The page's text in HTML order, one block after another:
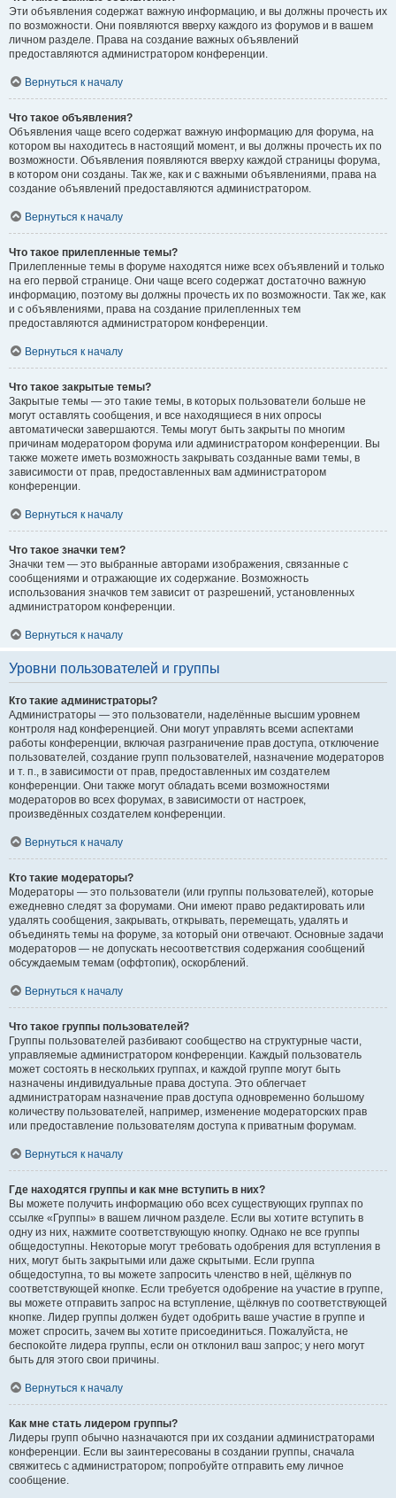
Эти объявления содержат важную информацию, и вы должны прочесть их
по возможности. Они появляются вверху каждого из форумов и в вашем
личном разделе. Права на создание важных объявлений
предоставляются администратором конференции.
Вернуться к началу
Что такое объявления?
Объявления чаще всего содержат важную информацию для форума, на
котором вы находитесь в настоящий момент, и вы должны прочесть их по
возможности. Объявления появляются вверху каждой страницы форума,
в котором они созданы. Так же, как и с важными объявлениями, права на
создание объявлений предоставляются администратором.
Вернуться к началу
Что такое прилепленные темы?
Прилепленные темы в форуме находятся ниже всех объявлений и только
на его первой странице. Они чаще всего содержат достаточно важную
информацию, поэтому вы должны прочесть их по возможности. Так же, как
и с объявлениями, права на создание прилепленных тем
предоставляются администратором конференции.
Вернуться к началу
Что такое закрытые темы?
Закрытые темы — это такие темы, в которых пользователи больше не
могут оставлять сообщения, и все находящиеся в них опросы
автоматически завершаются. Темы могут быть закрыты по многим
причинам модератором форума или администратором конференции. Вы
также можете иметь возможность закрывать созданные вами темы, в
зависимости от прав, предоставленных вам администратором
конференции.
Вернуться к началу
Что такое значки тем?
Значки тем — это выбранные авторами изображения, связанные с
сообщениями и отражающие их содержание. Возможность
использования значков тем зависит от разрешений, установленных
администратором конференции.
Вернуться к началу
Уровни пользователей и группы
Кто такие администраторы?
Администраторы — это пользователи, наделённые высшим уровнем
контроля над конференцией. Они могут управлять всеми аспектами
работы конференции, включая разграничение прав доступа, отключение
пользователей, создание групп пользователей, назначение модераторов
и т. п., в зависимости от прав, предоставленных им создателем
конференции. Они также могут обладать всеми возможностями
модераторов во всех форумах, в зависимости от настроек,
произведённых создателем конференции.
Вернуться к началу
Кто такие модераторы?
Модераторы — это пользователи (или группы пользователей), которые
ежедневно следят за форумами. Они имеют право редактировать или
удалять сообщения, закрывать, открывать, перемещать, удалять и
объединять темы на форуме, за который они отвечают. Основные задачи
модераторов — не допускать несоответствия содержания сообщений
обсуждаемым темам (оффтопик), оскорблений.
Вернуться к началу
Что такое группы пользователей?
Группы пользователей разбивают сообщество на структурные части,
управляемые администратором конференции. Каждый пользователь
может состоять в нескольких группах, и каждой группе могут быть
назначены индивидуальные права доступа. Это облегчает
администраторам назначение прав доступа одновременно большому
количеству пользователей, например, изменение модераторских прав
или предоставление пользователям доступа к приватным форумам.
Вернуться к началу
Где находятся группы и как мне вступить в них?
Вы можете получить информацию обо всех существующих группах по
ссылке «Группы» в вашем личном разделе. Если вы хотите вступить в
одну из них, нажмите соответствующую кнопку. Однако не все группы
общедоступны. Некоторые могут требовать одобрения для вступления в
них, могут быть закрытыми или даже скрытыми. Если группа
общедоступна, то вы можете запросить членство в ней, щёлкнув по
соответствующей кнопке. Если требуется одобрение на участие в группе,
вы можете отправить запрос на вступление, щёлкнув по соответствующей
кнопке. Лидер группы должен будет одобрить ваше участие в группе и
может спросить, зачем вы хотите присоединиться. Пожалуйста, не
беспокойте лидера группы, если он отклонил ваш запрос; у него могут
быть для этого свои причины.
Вернуться к началу
Как мне стать лидером группы?
Лидеры групп обычно назначаются при их создании администраторами
конференции. Если вы заинтересованы в создании группы, сначала
свяжитесь с администратором; попробуйте отправить ему личное
сообщение.